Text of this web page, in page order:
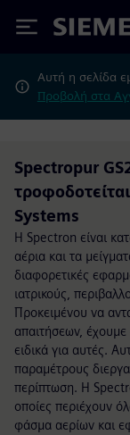
Siemens
Αυτή η σελίδα
Προβολή στα
Spectropur
Systems
Η Spectron είναι
αέρια και τα
διαφορετικές
ιατρικούς,
Προκειμένου να
απαιτήσεων, έχουμε
ειδικά για αυτές.
παραμέτρους
περίπτωση. Η
οποίες περιέχουν
φάσμα αερίων και